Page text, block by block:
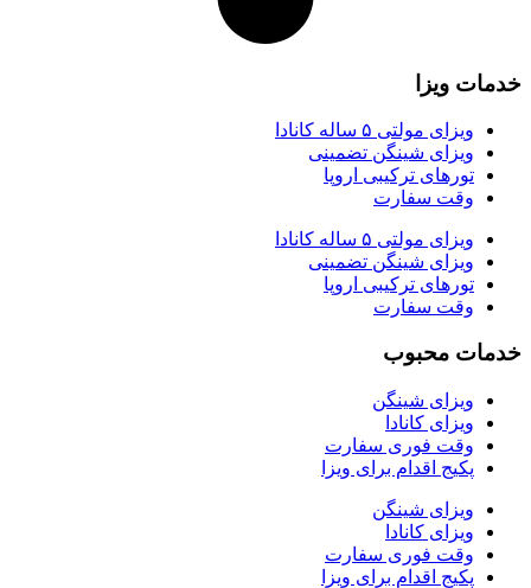
خدمات ویزا
ویزای مولتی ۵ ساله کانادا
ویزای شینگن تضمینی
تورهای ترکیبی اروپا
وقت سفارت
ویزای مولتی ۵ ساله کانادا
ویزای شینگن تضمینی
تورهای ترکیبی اروپا
وقت سفارت
خدمات محبوب
ویزای شینگن
ویزای کانادا
وقت فوری سفارت
پکیج اقدام برای ویزا
ویزای شینگن
ویزای کانادا
وقت فوری سفارت
پکیج اقدام برای ویزا